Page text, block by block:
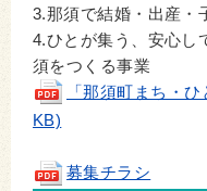
3.那須で結婚・出産・
4.ひとが集う、安心し
須をつくる事業
「那須町まち・
KB)
募集チラシ